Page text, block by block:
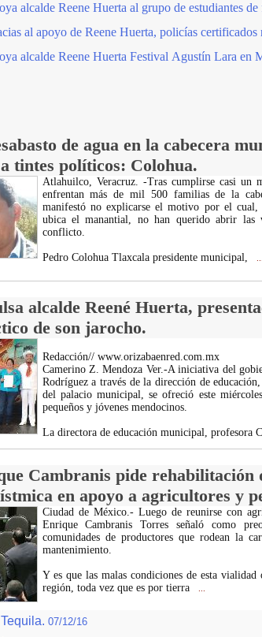
alcalde Reene Huerta al grupo de estudiantes
al apoyo de Reene Huerta, policías certificados
alcalde Reene Huerta Festival Agustín Lara en
de agua en la cabecera
tintes políticos: Colohua.
Atlahuilco, Veracruz. -Tras cumplirse casi un
enfrentan más de mil 500 familias de la
manifestó no explicarse el motivo por el
ubica el manantial, no han querido abrir las
conflicto.
Pedro Colohua Tlaxcala presidente municipal,
alcalde Reené Huerta,
de son jarocho.
Redacción// www.orizabaenred.com.mx
Camerino Z. Mendoza Ver.-A iniciativa del
Rodríguez a través de la dirección de
del palacio municipal, se ofreció este
pequeños y jóvenes mendocinos.
La directora de educación municipal, profesora
Cambranis pide rehabilitación
en apoyo a agricultores y
Ciudad de México.- Luego de reunirse con
Enrique Cambranis Torres señaló como
comunidades de productores que rodean la
mantenimiento.
Y es que las malas condiciones de esta
región, toda vez que es por tierra
07/12/16